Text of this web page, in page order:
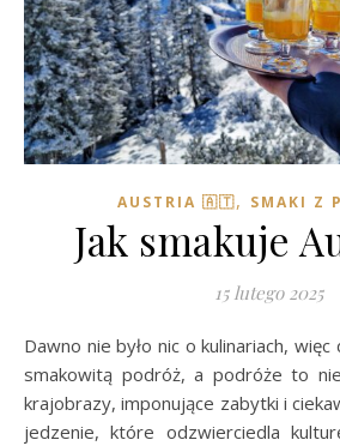
AUSTRIA 🇦🇹, SMAKI Z
Jak smakuje
15 lutego 2025
Dawno nie było nic o kulinariach, więc dziś zabieram Was w
smakowitą podróż, a podróże to
krajobrazy, imponujące zabytki i
jedzenie, które odzwierciedla